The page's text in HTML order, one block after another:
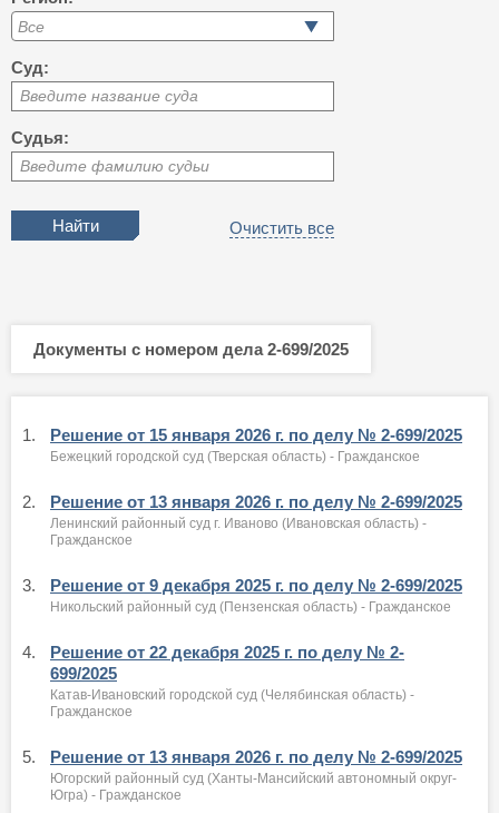
Суд:
Введите название суда
Судья:
Введите фамилию судьи
Очистить все
Документы с номером дела 2-699/2025
1. Решение от 15 января 2026 г. по делу № 2-699/2025
Бежецкий городской суд (Тверская область) - Гражданское
2. Решение от 13 января 2026 г. по делу № 2-699/2025
Ленинский районный суд г. Иваново (Ивановская область) -
Гражданское
3. Решение от 9 декабря 2025 г. по делу № 2-699/2025
Никольский районный суд (Пензенская область) - Гражданское
4.
Решение от 22 декабря 2025 г. по делу № 2-
699/2025
Катав-Ивановский городской суд (Челябинская область) -
Гражданское
5. Решение от 13 января 2026 г. по делу № 2-699/2025
Югорский районный суд (Ханты-Мансийский автономный округ-
Югра) - Гражданское